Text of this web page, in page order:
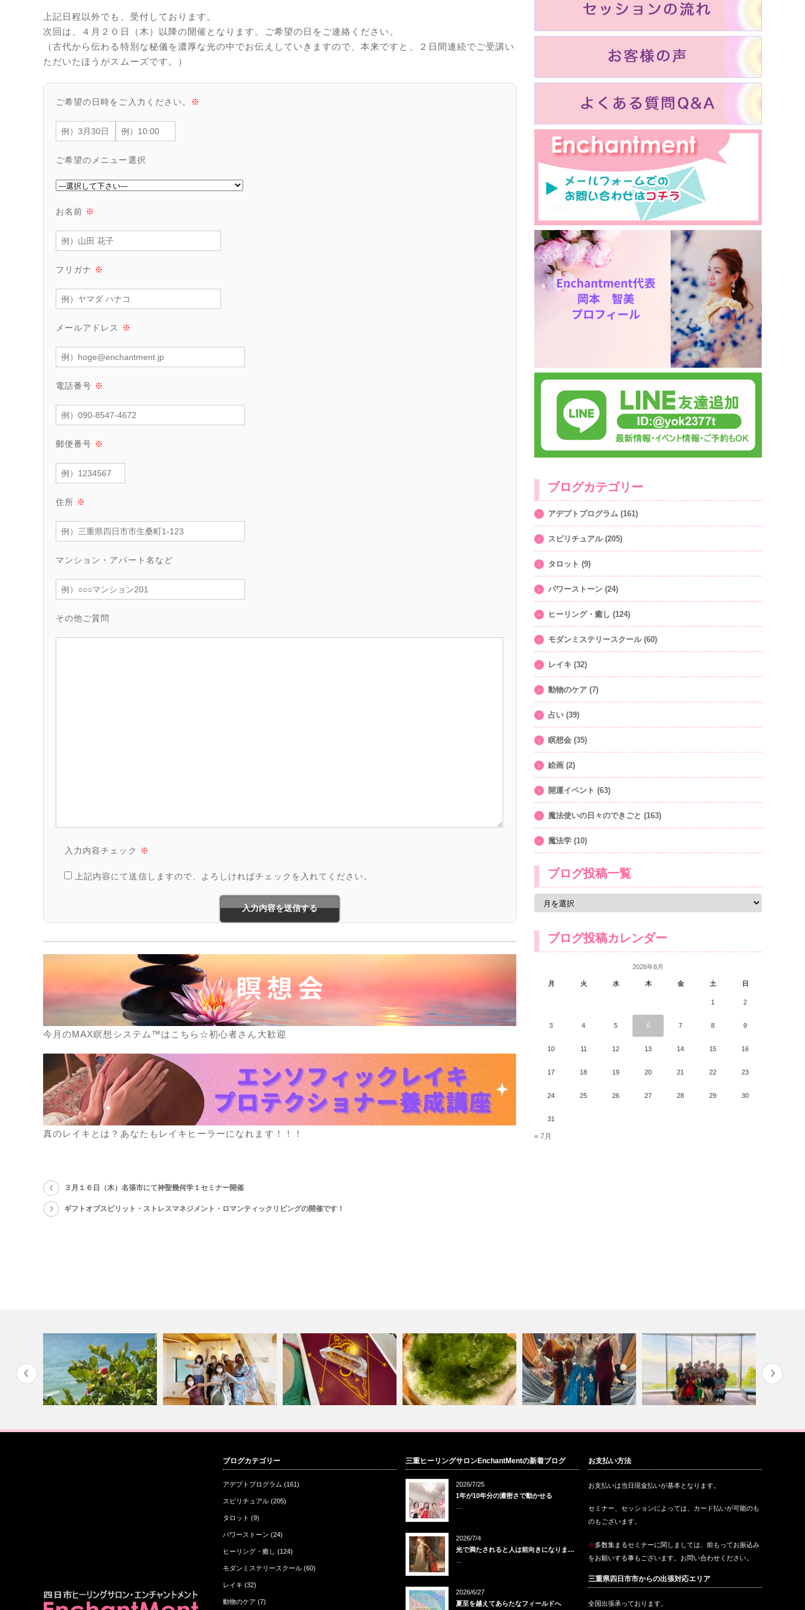
上記日程以外でも、受付しております。
次回は、４月２０日（木）以降の開催となります。ご希望の日をご連絡ください。
（古代から伝わる特別な秘儀を濃厚な光の中でお伝えしていきますので、本来ですと、２日間連続でご受講い
ただいたほうがスムーズです。）
ご希望の日時をご入力ください。 ※
ご希望のメニュー選択
お名前 ※
フリガナ ※
メールアドレス ※
電話番号 ※
郵便番号 ※
住所 ※
マンション・アパート名など
その他ご質問
入力内容チェック ※
上記内容にて送信しますので、よろしければチェックを入れてください。
今月のMAX瞑想システム™はこちら☆初心者さん大歓迎
真のレイキとは？あなたもレイキヒーラーになれます！！！
３月１６日（木）名張市にて神聖幾何学１セミナー開催
ギフトオブスピリット・ストレスマネジメント・ロマンティックリビングの開催です！
ブログカテゴリー
アデプトプログラム (161)
スピリチュアル(205)
タロット (9)
パワーストーン (24)
ヒーリング・癒し (124)
モダンミステリースクール(60)
レイキ (32)
動物のケア (7)
占い (39)
瞑想会 (35)
絵画 (2)
開運イベント (63)
魔法使いの日々のできごと (163)
魔法学 (10)
ブログ投稿一覧
ブログ投稿カレンダー
2026年8月
月 火 水 木 金 土 日
1 2
3 4 5 6 7 8 9
10 11 12 13 14 15 16
17 18 19 20 21 22 23
24 25 26 27 28 29 30
31
« 7月
赤福氷からのネイルサロン
ート
ブログカテゴリー
アデプトプログラム (161)
スピリチュアル (205)
タロット (9)
パワーストーン (24)
ヒーリング・癒し (124)
モダンミステリースクール (60)
レイキ (32)
動物のケア (7)
三重ヒーリングサロンEnchantMentの新着ブログ
2026/7/25
1年が10年分の濃密さで動かせる
2026/7/4
光で満たされると人は前向きになりま…
2026/6/27
夏至を越えてあらたなフィールドへ
お支払い方法
お支払いは当日現金払いが基本となります。
セミナー、セッションによっては、カード払いが可能のも
のもございます。
※多数集まるセミナーに関しましては、前もってお振込み
をお願いする事もございます。お問い合わせください。
三重県四日市市からの出張対応エリア
全国出張承っております。